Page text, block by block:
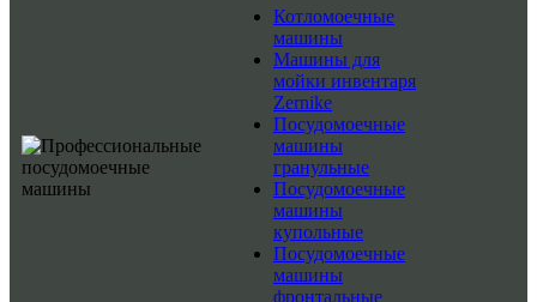
Котломоечные
машины
Машины для
мойки инвентаря
Zernike
Посудомоечные
машины
гранульные
Посудомоечные
машины
купольные
Посудомоечные
машины
фронтальные